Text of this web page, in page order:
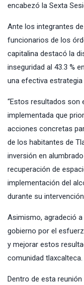
encabezó la Sexta
Ante los integrantes
funcionarios de los
capitalina destacó la
inseguridad al 43.3 %
una efectiva estrategia
“Estos resultados son
implementada que
acciones concretas
de los habitantes de
inversión en
recuperación de
implementación del
durante su
Asimismo, agradeció
gobierno por el
y mejorar estos
comunidad tlaxcalteca.
Dentro de esta